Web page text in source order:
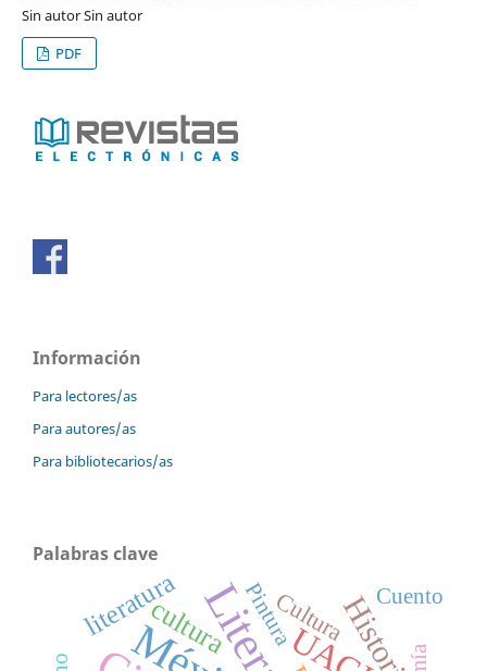
Sin autor Sin autor
PDF
Información
Para lectores/as
Para autores/as
Para bibliotecarios/as
Palabras clave
Historia
cultura
literatura Cultura Cuento
Pintura